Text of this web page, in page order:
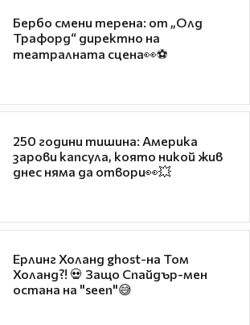
Бербо смени терена: от „Олд
Трафорд“ директно на
театралната сцена👀⚽
250 години тишина: Америка
зарови капсула, която никой жив
днес няма да отвори👀💥
Ерлинг Холанд ghost-на Том
Холанд?! 💀 Защо Спайдър-мен
остана на "seen"😅